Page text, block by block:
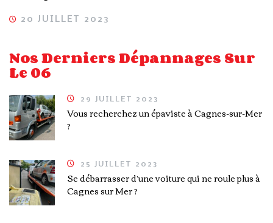
20 JUILLET 2023
Nos Derniers Dépannages Sur
Le 06
29 JUILLET 2023
Vous recherchez un épaviste à Cagnes-sur-Mer
?
25 JUILLET 2023
Se débarrasser d’une voiture qui ne roule plus à
Cagnes sur Mer ?